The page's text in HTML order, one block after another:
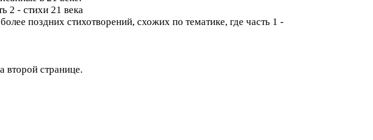
2 - стихи 21 века
поздних стихотворений, схожих по тематике, где часть 1 -
второй странице.